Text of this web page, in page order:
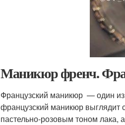
Маникюр френч.
Французский маникюр — один из
французский маникюр
пастельно-розовым тоном лака,